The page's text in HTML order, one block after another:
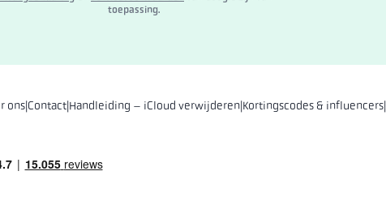
toepassing.
ons|Contact|Handleiding – iCloud verwijderen|Kortingscodes & influencers|